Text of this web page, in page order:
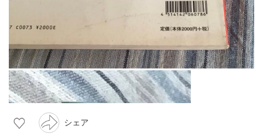
シェア